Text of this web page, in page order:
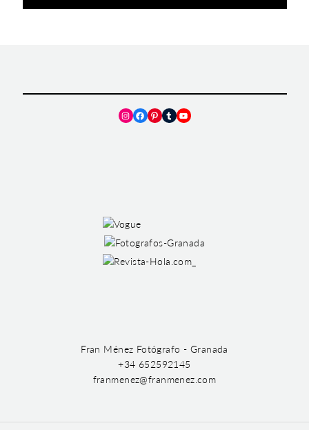
Instagram
Facebook
Pinterest
TumblrYouTube
Fran Ménez Fotógrafo - Granada
+34 652592145
franmenez@franmenez.com